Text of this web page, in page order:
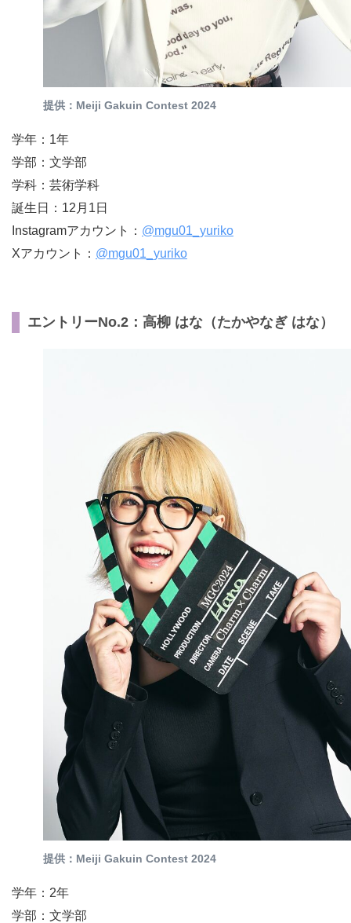
提供：Meiji Gakuin Contest 2024
学年：1年
学部：文学部
学科：芸術学科
誕生日：12月1日
Instagramアカウント： @mgu01_yuriko
Xアカウント： @mgu01_yuriko
エントリーNo.2：高柳 はな（たかやなぎ はな）
提供：Meiji Gakuin Contest 2024
学年：2年
学部：文学部